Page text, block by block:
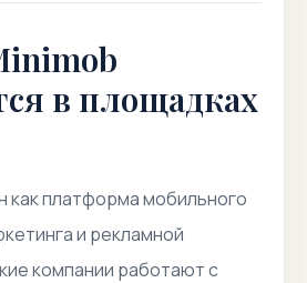
в площадках
как платформа мобильного
и рекламной
компании работают с